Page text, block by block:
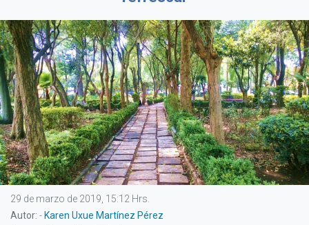
29 de marzo de 2019, 15:12 Hrs.
Autor: - Karen Uxue Martínez Pérez